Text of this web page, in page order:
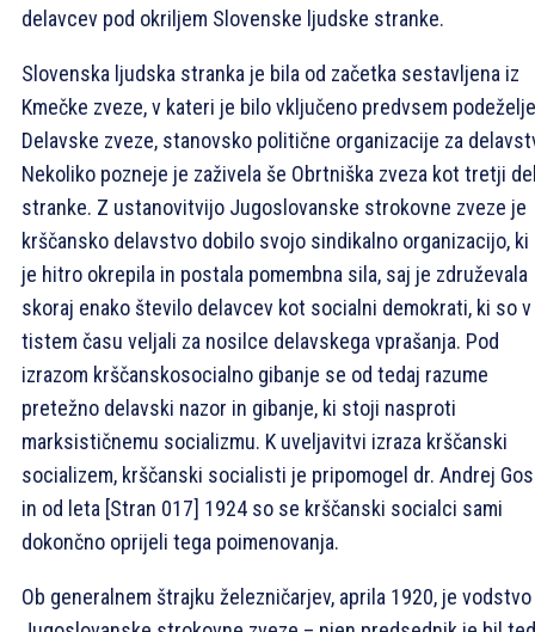
delavcev pod okriljem Slovenske ljudske stranke.
Slovenska ljudska stranka je bila od začetka sestavljena iz
Kmečke zveze, v kateri je bilo vključeno predvsem
Delavske zveze, stanovsko politične organizacije za
Nekoliko pozneje je zaživela še Obrtniška zveza kot tretji
stranke. Z ustanovitvijo Jugoslovanske strokovne zveze je
krščansko delavstvo dobilo svojo sindikalno organizacijo, ki
je hitro okrepila in postala pomembna sila, saj je združevala
skoraj enako število delavcev kot socialni demokrati, ki so v
tistem času veljali za nosilce delavskega vprašanja. Pod
izrazom krščanskosocialno gibanje se od tedaj razume
pretežno delavski nazor in gibanje, ki stoji nasproti
marksističnemu socializmu. K uveljavitvi izraza krščanski
socializem, krščanski socialisti je pripomogel dr. Andrej
in od leta [Stran 017] 1924 so se krščanski socialci sami
dokončno oprijeli tega poimenovanja.
Ob generalnem štrajku železničarjev, aprila 1920, je vodstvo